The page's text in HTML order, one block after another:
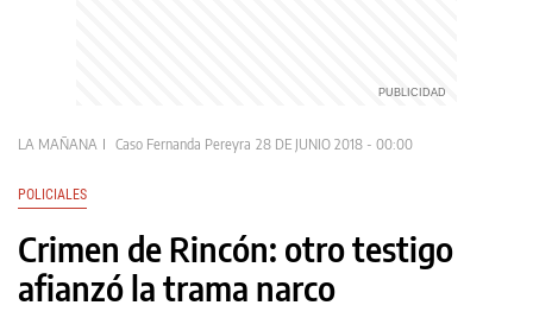
LA MAÑANA Caso Fernanda Pereyra 28 DE JUNIO 2018 - 00:00
POLICIALES
Crimen de Rincón: otro testigo
afianzó la trama narco